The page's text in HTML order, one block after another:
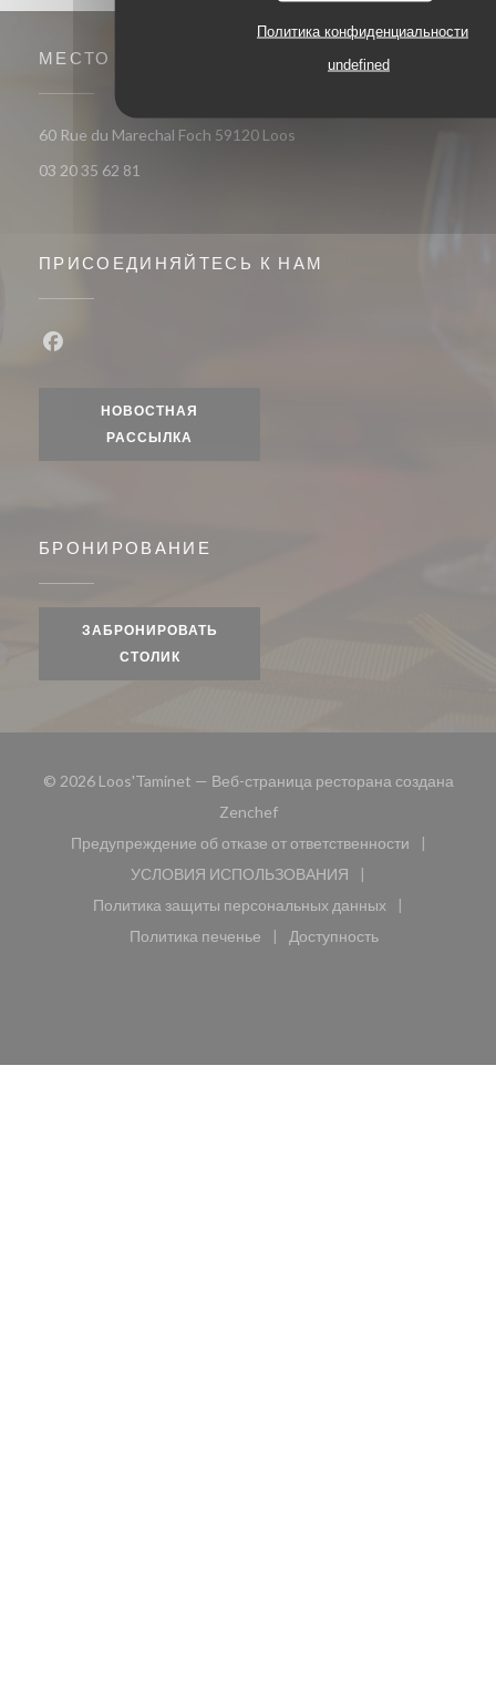
Политика конфиденциальности
undefined
МЕСТО
60 Rue du Marechal Foch 59120 Loos
03 20 35 62 81
ПРИСОЕДИНЯЙТЕСЬ К НАМ
НОВОСТНАЯ
РАССЫЛКА
БРОНИРОВАНИЕ
ЗАБРОНИРОВАТЬ
СТОЛИК
© 2026 Loos'Taminet — Веб-страница ресторана создана
Zenchef((открывается в новом окне))
Предупреждение об отказе от ответственности
((открывается в новом окне))
УСЛОВИЯ ИСПОЛЬЗОВАНИЯ
((открывается в новом окне))
Политика защиты персональных данных
((открывается в новом окне))
Политика печенье
((открывается в новом окне))
Доступность